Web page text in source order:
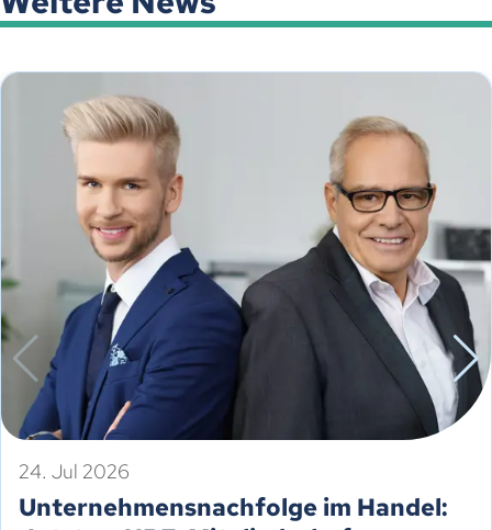
24. Jul 2026
Unternehmensnachfolge im Handel: